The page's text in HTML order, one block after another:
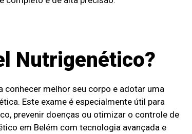
Nutrigenético?
conhecer melhor seu corpo e adotar uma
Este exame é especialmente útil para
prevenir doenças ou otimizar o controle de
em Belém com tecnologia avançada e